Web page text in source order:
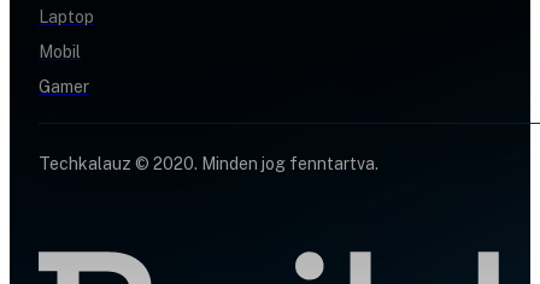
Laptop
Mobil
Gamer
Techkalauz © 2020. Minden jog fenntartva.